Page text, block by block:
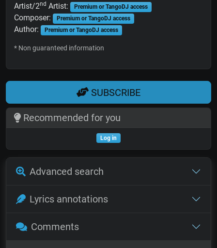
Artist/2nd Artist: Premium or TangoDJ access
Composer: Premium or TangoDJ access
Author: Premium or TangoDJ access
* Non guaranteed information
SUBSCRIBE
Recommended for you
Log in
Advanced search
Lyrics annotations
Comments